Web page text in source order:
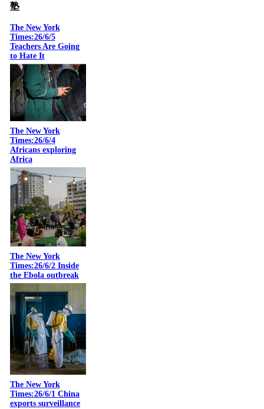
塾
The New York
Times:26/6/5
Teachers Are Going
to Hate It
The New York
Times:26/6/4
Africans exploring
Africa
The New York
Times:26/6/2 Inside
the Ebola outbreak
The New York
Times:26/6/1 China
exports surveillance